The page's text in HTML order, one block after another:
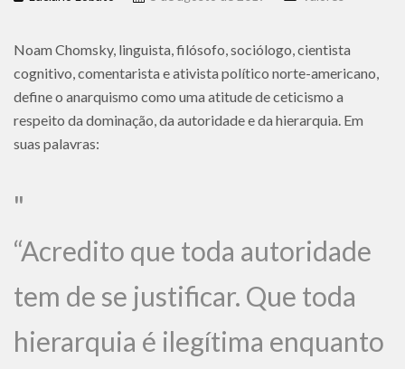
Noam Chomsky, linguista, filósofo, sociólogo, cientista
cognitivo, comentarista e ativista político norte-americano,
define o anarquismo como uma atitude de ceticismo a
respeito da dominação, da autoridade e da hierarquia. Em
suas palavras:
“Acredito que toda autoridade
tem de se justificar. Que toda
hierarquia é ilegítima enquanto